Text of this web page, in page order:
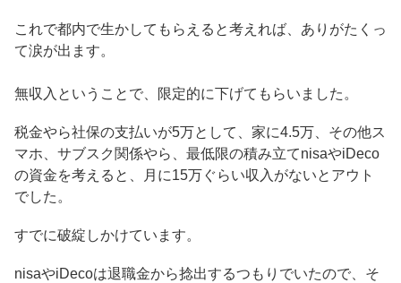
これで都内で生かしてもらえると考えれば、ありがたくっ
て涙が出ます。
無収入ということで、限定的に下げてもらいました。
税金やら社保の支払いが5万として、家に4.5万、その他ス
マホ、サブスク関係やら、最低限の積み立てnisaやiDeco
の資金を考えると、月に15万ぐらい収入がないとアウト
でした。
すでに破綻しかけています。
nisaやiDecoは退職金から捻出するつもりでいたので、そ